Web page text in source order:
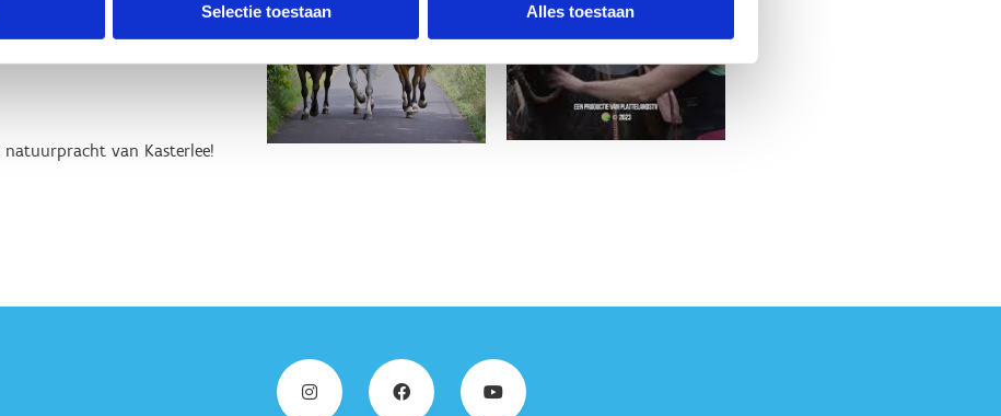
Selectie toestaan Alles toestaan
van Kasterlee!